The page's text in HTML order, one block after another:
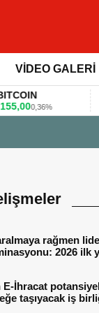
VİDEO GALERİ
0,36%
rağmen
2026 ilk
E-İhracat
taşıyacak iş